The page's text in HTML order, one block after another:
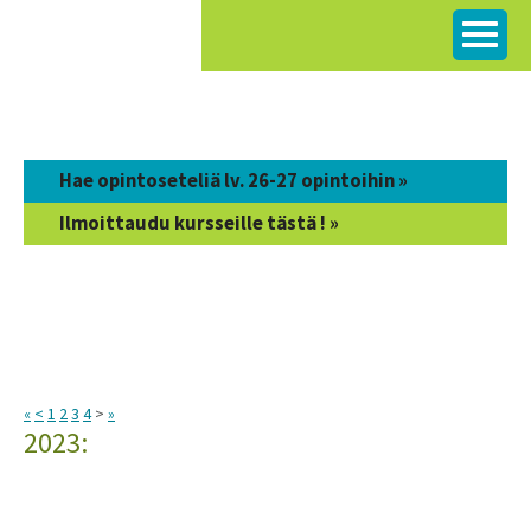
Hae opintoseteliä lv. 26-27 opintoihin »
Ilmoittaudu kursseille tästä ! »
« < 1 23 4> »
2023: